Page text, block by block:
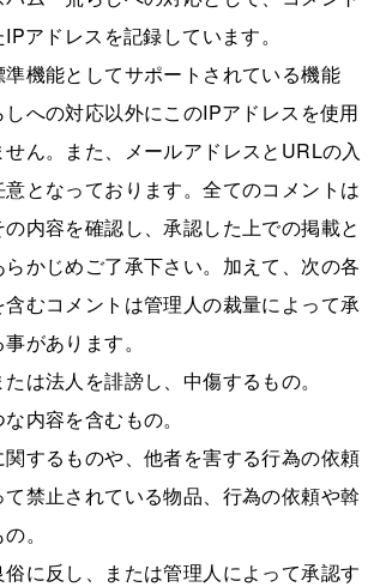
アドレスを記録しています。
機能としてサポートされている機能
への対応以外にこのIPアドレスを使用
ん。また、メールアドレスとURLの入
となっております。全てのコメントは
内容を確認し、承認した上での掲載と
かじめご了承下さい。加えて、次の各
むコメントは管理人の裁量によって承
があります。
は法人を誹謗し、中傷するもの。
内容を含むもの。
関するものや、他者を害する行為の依頼
禁止されている物品、行為の依頼や斡
。
俗に反し、または管理人によって承認す